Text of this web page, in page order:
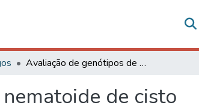
Avaliação de genótipos de soja em relação ao nematoide de cisto
de cisto